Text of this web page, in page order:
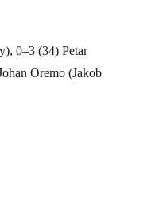
0–3 (34) Petar
Oremo (Jakob